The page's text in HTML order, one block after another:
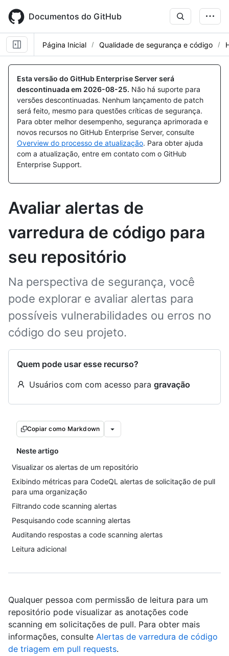
main
content
Documentos do GitHub
Página Inicial Qualidade de segurança e código
Esta versão do GitHub Enterprise Server será
descontinuada em 2026-08-25. Não há suporte para
versões descontinuadas. Nenhum lançamento de patch
será feito, mesmo para questões críticas de segurança.
Para obter melhor desempenho, segurança aprimorada e
novos recursos no GitHub Enterprise Server, consulte
Overview do processo de atualização. Para obter ajuda
com a atualização, entre em contato com o GitHub
Enterprise Support.
Avaliar alertas de
varredura de código para
seu repositório
Na perspectiva de segurança, você
pode explorar e avaliar alertas para
possíveis vulnerabilidades ou erros no
código do seu projeto.
Quem pode usar esse recurso?
Usuários com com acesso para gravação
Copiar como Markdown
Neste artigo
Visualizar os alertas de um repositório
Exibindo métricas para CodeQL alertas de solicitação de pull
para uma organização
Filtrando code scanning alertas
Pesquisando code scanning alertas
Auditando respostas a code scanning alertas
Leitura adicional
Qualquer pessoa com permissão de leitura para um
repositório pode visualizar as anotações code
scanning em solicitações de pull. Para obter mais
informações, consulte Alertas de varredura de código
de triagem em pull requests.